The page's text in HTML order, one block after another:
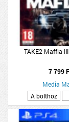
TAKE2 Maffia
7 799
Media
A bolthoz